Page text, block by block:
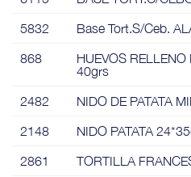
5832 Base Tort.S/Ceb.
868
HUEVOS RELLENO
40grs
2482 NIDO DE PATATA
2148 NIDO PATATA
2861 TORTILLA